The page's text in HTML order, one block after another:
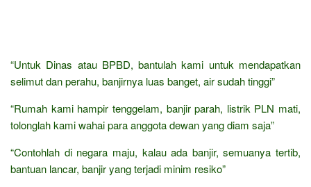
“Untuk Dinas atau BPBD, bantulah kami untuk mendapatkan
selimut dan perahu, banjirnya luas banget, air sudah tinggi”
“Rumah kami hampir tenggelam, banjir parah, listrik PLN mati,
tolonglah kami wahai para anggota dewan yang diam saja”
“Contohlah di negara maju, kalau ada banjir, semuanya tertib,
bantuan lancar, banjir yang terjadi minim resiko”